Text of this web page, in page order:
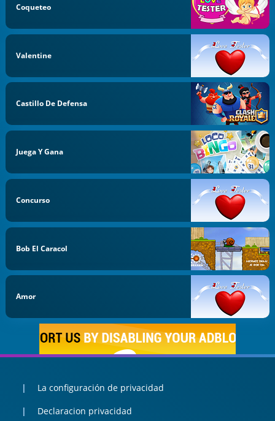
Coqueteo
Valentine
Castillo De Defensa
Juega Y Gana
Concurso
Bob El Caracol
Amor
La configuración de privacidad
Declaracion privacidad